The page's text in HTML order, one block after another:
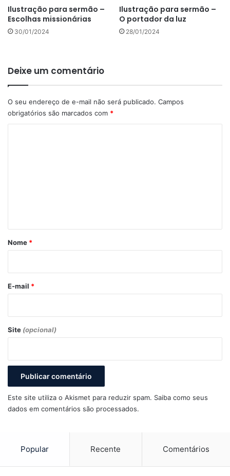
Ilustração para sermão –
Escolhas missionárias
30/01/2024
Ilustração para sermão –
O portador da luz
28/01/2024
Deixe um comentário
O seu endereço de e-mail não será publicado. Campos
obrigatórios são marcados com *
r
*
Nome *
E-mail *
Site (opcional)
Este site utiliza o Akismet para reduzir spam. Saiba como seus
dados em comentários são processados.
Popular Recente Comentários